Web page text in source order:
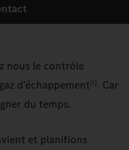
nous le contrôle
d’échappement[1]. Car
du temps.
et planifions